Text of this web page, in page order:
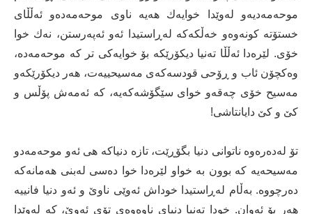
موحەمەدیەو لەوێدا خوایەك هەیە ناوی موحەمەدەو ئەڵڵای
خستۆتە کونەوەو خەڵکەکە لەڕاستیدا ئەو ئەپەرستن، نەك خوا
خۆی. لێرەدا ئەڵڵا تەنیا دیکۆرێکە بۆ خوایەکی تر کە موحەمەدە،
وەکچۆن ئاب و ڕۆحی قودسەکەی مەسیحییەت، هەر دیکۆرێکەو
مەسیح خۆی چەقەو خوای سێگۆشەکەیە، کە ئەمەش پۆڵس و
کێ و کێ دایانتاشی!
تۆ لەدەرەوە ناتوانی دنیا بگۆڕێت، تازە دنیاکە هی ئەو موحەمەدو
مەسیحەیە کە بوون بە خواو لێرەدا خوا دەسی لەبنی هەمانەکە
دەرچووە. بەڵام لەڕاستیدا خوداش ئەوێی ناوێ و ئەو دنیا فانییە
هەر بۆ ئەوان. خودا تەنیا دنیای ناوەوەی تۆی ئەوێ، کە لەوێدا